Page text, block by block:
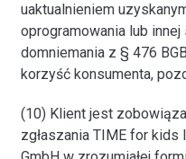
uaktualnieniem
oprogramowania lub
domniemania z § 476
korzyść konsumenta,
(10) Klient jest
zgłaszania TIME for